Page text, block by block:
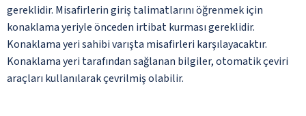
gereklidir. Misafirlerin giriş talimatlarını öğrenmek için
konaklama yeriyle önceden irtibat kurması gereklidir.
Konaklama yeri sahibi varışta misafirleri karşılayacaktır.
Konaklama yeri tarafından sağlanan bilgiler, otomatik çeviri
araçları kullanılarak çevrilmiş olabilir.